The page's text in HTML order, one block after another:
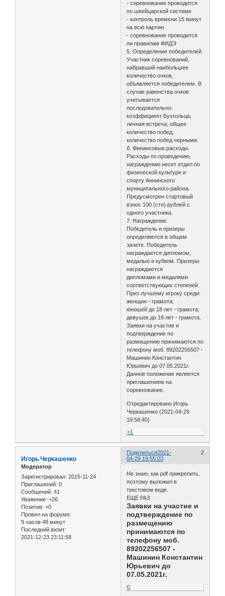
- соревнование проводится
по швейцарской системе
- контроль времени 15 минут
на всю партию
- соревнование проводится
пи правилам ФИДЭ
5. Определение победителей.
Участник соревнований,
набравший наибольшее
количество очков,
объявляется победителем. В
случае равенства очков
учитывается
последовательно:
коэффициент Бухгольца;
личная встреча; общее
количество побед;
количество побед черными.
б. Финансовые расходы.
Расходы по проведению,
награждению несет отдел по
физической культуре и
спорту Аннинского
муниципального района.
Предусмотрен стартовый
взнос 100 (сто) рублей с
одного участника.
7. Награждение.
Победитель и призеры
определяются в общем
зачете. Победитель
награждается дипломом,
медалью и кубком. Призеры
награждаются
дипломами и медалями
соответствующих степеней.
Приз лучшему игроку среди:
женщин - грамота;
юношей до 18 лет - грамота;
девушек до 18 лет - грамота.
Заявки на участие и
подтверждение по
размещению принимаются по
телефону моб. 89202256507 -
Машинин Константин
Юрьевич до 07.05.2021г.
Данное положение является
приглашением на
соревнование.
Отредактировано Игорь
Черкашенко (2021-04-29
19:58:40)
+1
Поделиться 2
2021-
04-29 19:55:03
Игорь Черкашенко
Модератор
Зарегистрирован: 2015-11-24
Приглашений: 0
Сообщений: 41
Уважение: +26
Позитив: +0
Провел на форуме:
9 часов 48 минут
Последний визит:
2021-12-23 23:11:58
Не знаю, как pdf прикрепить,
поэтому выложил в
текстовом виде.
ЕЩЕ РАЗ
Заявки на участие и
подтверждение по
размещению
принимаются по
телефону моб.
89202256507 -
Машинин Константин
Юрьевич до
07.05.2021г.
0